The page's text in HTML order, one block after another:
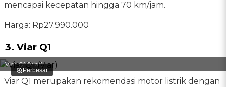
mencapai kecepatan hingga 70 km/jam.
Harga: Rp27.990.000
3. Viar Q1
Perbesar
Viar Q1 (Viar)
Viar Q1 merupakan rekomendasi motor listrik dengan